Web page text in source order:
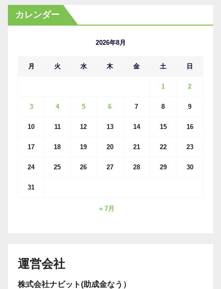
カ
イ
カレンダー
2026年8月
月 火 水 木 金 土 日
1 2
3 4 5 6 7 8 9
10 11 12 13 14 15 16
17 18 19 20 21 22 23
24 25 26 27 28 29 30
31
« 7月
運営会社
株式会社ナビット(助成金なう）